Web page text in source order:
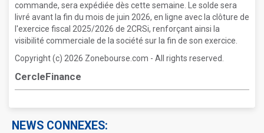
commande, sera expédiée dès cette semaine. Le solde sera
livré avant la fin du mois de juin 2026, en ligne avec la clôture de
l'exercice fiscal 2025/2026 de 2CRSi, renforçant ainsi la
visibilité commerciale de la société sur la fin de son exercice.
Copyright (c) 2026 Zonebourse.com - All rights reserved.
CercleFinance
NEWS CONNEXES: